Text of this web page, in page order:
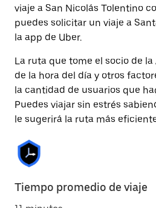
viaje a San Nicolás Tolentino
puedes solicitar un viaje a
la app de Uber.
La ruta que tome el socio de
de la hora del día y otros
la cantidad de usuarios que
Puedes viajar sin estrés
le sugerirá la ruta más
Tiempo promedio de viaje